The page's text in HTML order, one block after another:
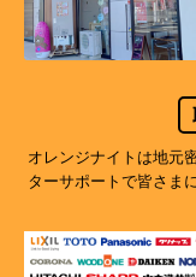
オレンジナイトは地元
ターサポートで皆さま